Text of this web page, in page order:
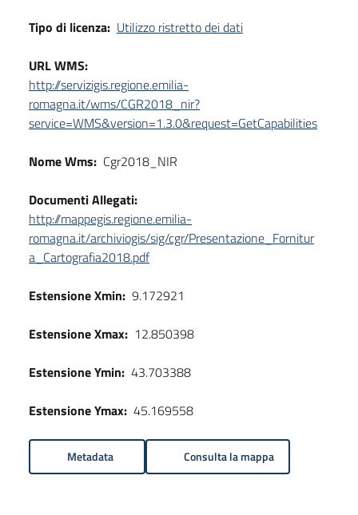
Tipo di licenza: Utilizzo ristretto dei dati
URL WMS:
http://servizigis.regione.emilia-
romagna.it/wms/CGR2018_nir?
service=WMS&version=1.3.0&request=GetCapabilities
Nome Wms: Cgr2018_NIR
Documenti Allegati:
http://mappegis.regione.emilia-
romagna.it/archiviogis/sig/cgr/Presentazione_Fornitur
a_Cartografia2018.pdf
Estensione Xmin: 9.172921
Estensione Xmax: 12.850398
Estensione Ymin: 43.703388
Estensione Ymax: 45.169558
Metadata Consulta la mappa